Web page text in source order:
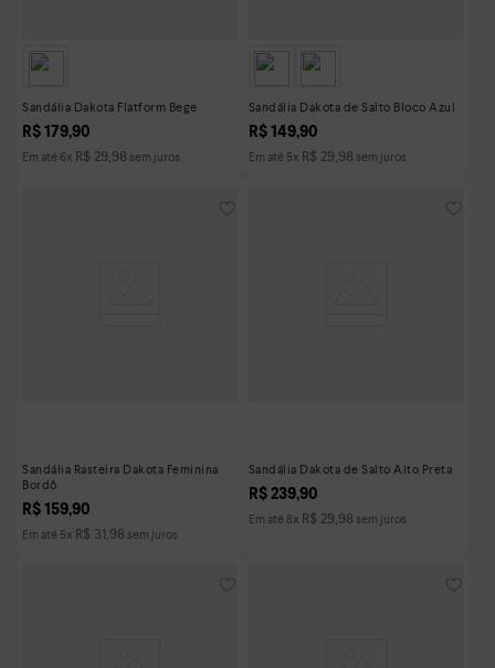
Sandália Dakota Flatform Bege
R$ 179,90
Em até 6x R$ 29,98 sem juros
Sandália Dakota de Salto Bloco Azul
R$ 149,90
Em até 5x R$ 29,98 sem juros
Sandália Rasteira Dakota Feminina
Bordô
R$ 159,90
Em até 5x R$ 31,98 sem juros
Sandália Dakota de Salto Alto Preta
R$ 239,90
Em até 8x R$ 29,98 sem juros